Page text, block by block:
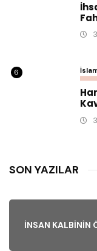
6
SON YAZILAR
İNSAN KALBININ